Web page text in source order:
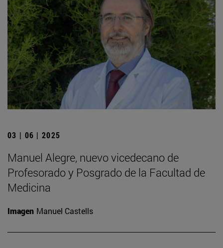
03 | 06 | 2025
Manuel Alegre, nuevo vicedecano de
Profesorado y Posgrado de la Facultad de
Medicina
Imagen Manuel Castells